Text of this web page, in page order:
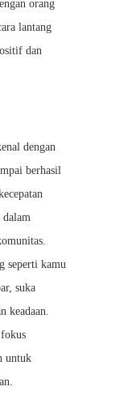
orang
lantang
dan
dengan
berhasil
dalam
seperti kamu
suka
keadaan.
untuk